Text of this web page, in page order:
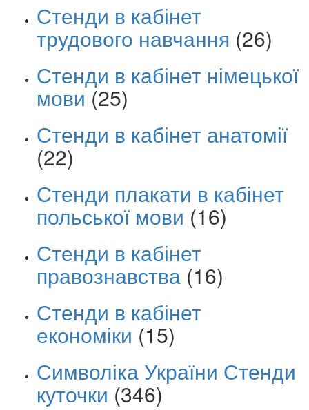
Стенди в кабінет
трудового навчання (26)
Стенди в кабінет німецької
мови (25)
Стенди в кабінет анатомії
(22)
Стенди плакати в кабінет
польської мови (16)
Стенди в кабінет
правознавства (16)
Стенди в кабінет
економіки (15)
Символіка України Стенди
куточки (346)